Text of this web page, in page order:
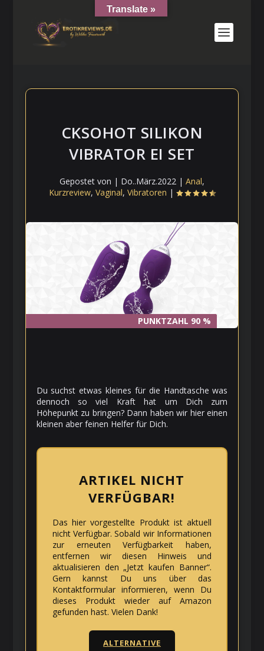
CKSOHOT SILIKON
VIBRATOR EI SET
Gepostet von | Do..März.2022 | Anal,
Kurzreview, Vaginal, Vibratoren |
PUNKTZAHL 90 %
PUNKTZAHL 90 %
Du suchst etwas kleines für die Handtasche was
dennoch so viel Kraft hat um Dich zum
Höhepunkt zu bringen? Dann haben wir hier einen
kleinen aber feinen Helfer für Dich.
ARTIKEL NICHT
VERFÜGBAR!
Das hier vorgestellte Produkt ist aktuell
nicht Verfügbar. Sobald wir Informationen
zur erneuten Verfügbarkeit haben,
entfernen wir diesen Hinweis und
aktualisieren den „Jetzt kaufen Banner“.
Gern kannst Du uns über das
Kontaktformular informieren, wenn Du
dieses Produkt wieder auf Amazon
gefunden hast. Vielen Dank!
ALTERNATIVE
Translate »